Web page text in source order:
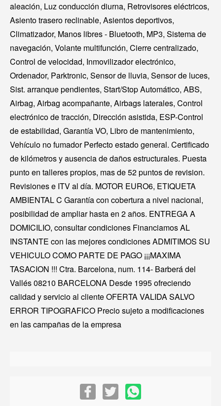
aleación, Luz conducción diurna, Retrovisores eléctricos,
Asiento trasero reclinable, Asientos deportivos,
Climatizador, Manos libres - Bluetooth, MP3, Sistema de
navegación, Volante multifunción, Cierre centralizado,
Control de velocidad, Inmovilizador electrónico,
Ordenador, Parktronic, Sensor de lluvia, Sensor de luces,
Sist. arranque pendientes, Start/Stop Automático, ABS,
Airbag, Airbag acompañante, Airbags laterales, Control
electrónico de tracción, Dirección asistida, ESP-Control
de estabilidad, Garantía VO, Libro de mantenimiento,
Vehículo no fumador Perfecto estado general. Certificado
de kilómetros y ausencia de daños estructurales. Puesta
punto en talleres propios, mas de 52 puntos de revision.
Revisiones e ITV al día. MOTOR EURO6, ETIQUETA
AMBIENTAL C Garantía con cobertura a nivel nacional,
posibilidad de ampliar hasta en 2 años. ENTREGA A
DOMICILIO, consultar condiciones Financiamos AL
INSTANTE con las mejores condiciones ADMITIMOS SU
VEHICULO COMO PARTE DE PAGO ¡¡¡MAXIMA
TASACION !!! Ctra. Barcelona, num. 114- Barberá del
Vallés 08210 BARCELONA Desde 1995 ofreciendo
calidad y servicio al cliente OFERTA VALIDA SALVO
ERROR TIPOGRAFICO Precio sujeto a modificaciones
en las campañas de la empresa